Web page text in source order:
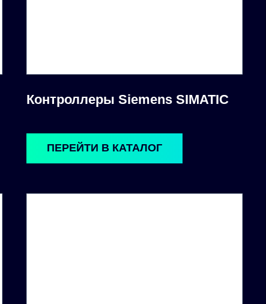
Контроллеры Siemens SIMATIC
ПЕРЕЙТИ В КАТАЛОГ